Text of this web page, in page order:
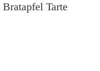
Bratapfel Tarte